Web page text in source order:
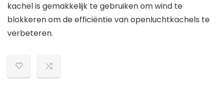
kachel is gemakkelijk te gebruiken om wind te
blokkeren om de efficiëntie van openluchtkachels te
verbeteren.